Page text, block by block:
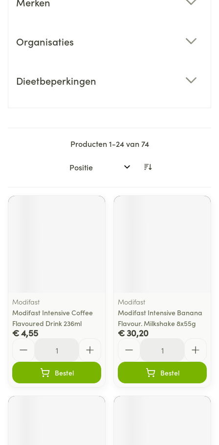
Organisaties
Dieetbeperkingen
Producten1-24van74
Sorteer op:
Modifast
Modifast Intensive Coffee
Flavoured Drink 236ml
€ 4,55
Bestel
Modifast
Modifast Intensive Banana
Flavour. Milkshake 8x55g
€ 30,20
Bestel